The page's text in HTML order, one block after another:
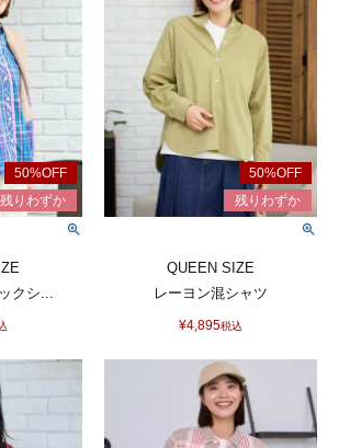
クシ...
QUEEN SIZE
レーヨン混シャツ
¥4,895税込